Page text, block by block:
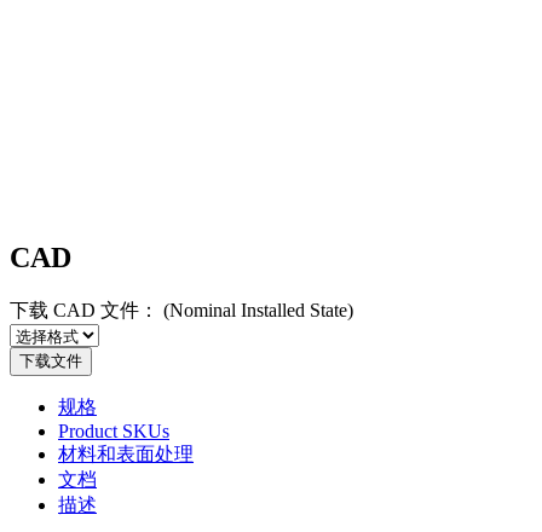
CAD
下载 CAD 文件： (Nominal Installed State)
下载文件
规格
Product SKUs
材料和表面处理
文档
描述